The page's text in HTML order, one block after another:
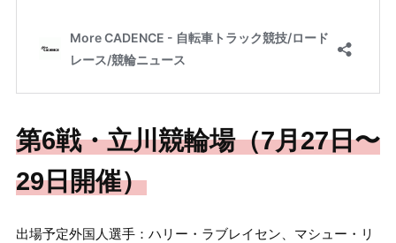
第6戦・立川競輪場（7月27日〜
29日開催）
出場予定外国人選手：ハリー・ラブレイセン、マシュー・リ